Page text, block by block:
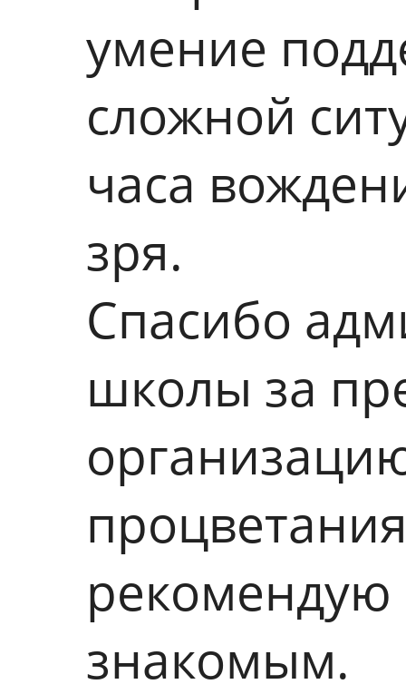
умение
сложной
часа
зря.
Спасибо
школы за
рекомендую
знакомым.